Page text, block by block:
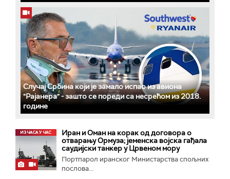
Случај Србина који је замало испао из авиона
"Рајанера" - зашто се пореди са несрећом из 2018.
године
Иран и Оман на корак од договора о
отварању Ормуза; jеменска војска гађала
саудијски танкер у Црвеном мору
Портпарол иранског Министарства спољних
послова...